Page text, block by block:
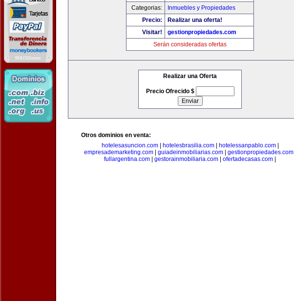
Categorias:
Inmuebles y Propiedades
Precio:
Realizar una oferta!
Visitar!
gestionpropiedades.com
Serán consideradas ofertas
Realizar una Oferta
Precio Ofrecido $
Otros dominios en venta:
hotelesasuncion.com| hotelesbrasilia.com| hotelessanpablo.com|
empresademarketing.com| guiadeinmobiliarias.com| gestionpropiedades.com|
fullargentina.com
gestorainmobiliaria.com ofertadecasas.com